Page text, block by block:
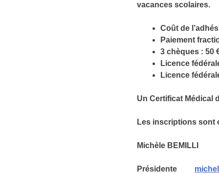
vacances scolaires.
Coût de
Paiement
3 chèques : 50
Licence
Licence
Un Certificat Médical
Les inscriptions sont
Michèle BEMILLI
Présidente